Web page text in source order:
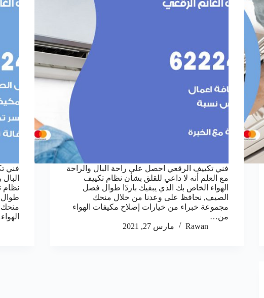
فني تكييف الرقعي احصل على راحة البال والراحة
مع العلم أنه لا داعي للقلق بشأن نظام تكييف
الهواء الخاص بك الذي يبقيك باردًا طوال فصل
الصيف, نحافظ على وعدنا من خلال منحك
مجموعة خبراء من خيارات إصلاح مكيفات الهواء
من…
Rawan
مارس 27, 2021
فني
نظام
منحك